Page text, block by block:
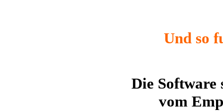
Und so
Die Software
vom